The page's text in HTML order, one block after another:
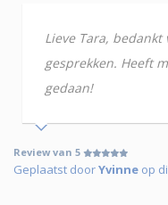
Lieve Tara,
gesprekken. Heeft
gedaan!
Review van 5
Geplaatst doorYvinne op